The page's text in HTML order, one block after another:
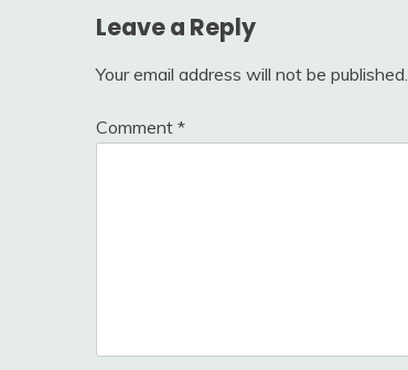
Leave a Reply
Your email address will not be published.
Comment *